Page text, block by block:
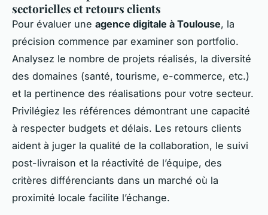
sectorielles et retours clients
Pour évaluer une agence digitale à Toulouse, la
précision commence par examiner son portfolio.
Analysez le nombre de projets réalisés, la diversité
des domaines (santé, tourisme, e-commerce, etc.)
et la pertinence des réalisations pour votre secteur.
Privilégiez les références démontrant une capacité
à respecter budgets et délais. Les retours clients
aident à juger la qualité de la collaboration, le suivi
post-livraison et la réactivité de l’équipe, des
critères différenciants dans un marché où la
proximité locale facilite l’échange.